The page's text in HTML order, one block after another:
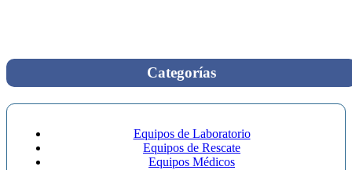
Categorías
Equipos de Laboratorio
Equipos de Rescate
Equipos Médicos